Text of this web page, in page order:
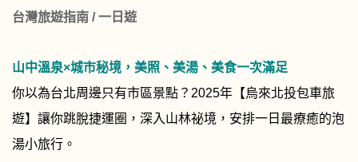
台灣旅遊指南 / 一日遊
山中溫泉×城市秘境，美照、美湯、美食一次滿足
你以為台北周邊只有市區景點？2025年【烏來北投包車旅
遊】讓你跳脫捷運圈，深入山林祕境，安排一日最療癒的泡
湯小旅行。